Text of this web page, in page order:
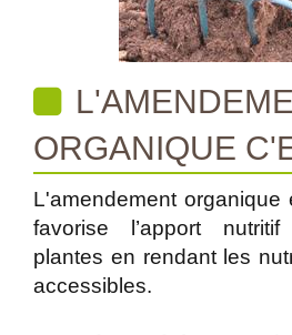
ORGANIQUE
L'amendement organique
favorise l’apport
plantes en rendant les
accessibles.